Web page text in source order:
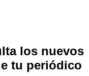
los nuevos
tu periódico